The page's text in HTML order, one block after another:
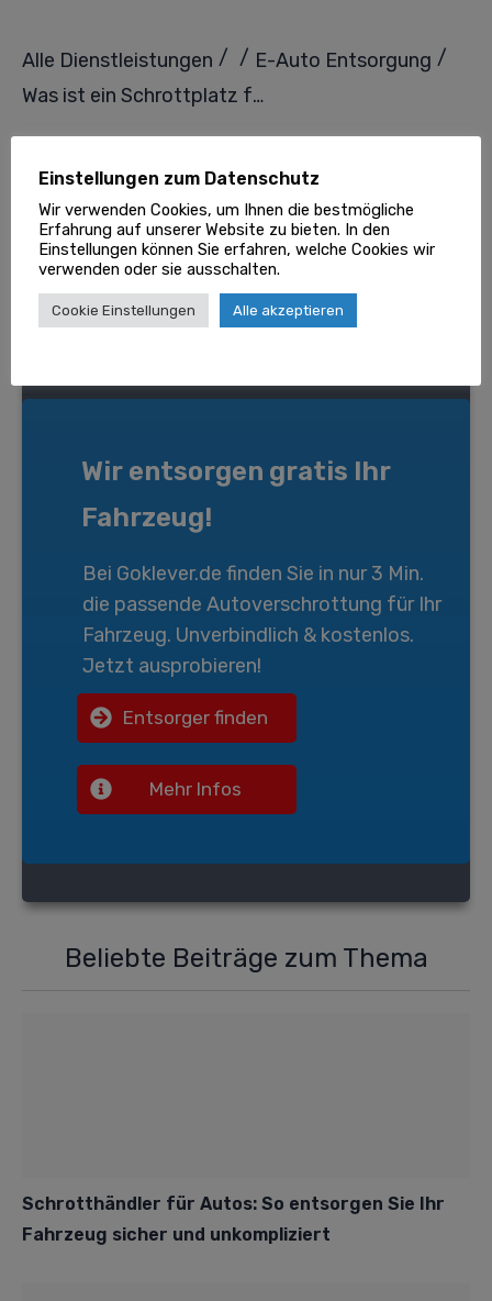
Alle Dienstleistungen / / E-Auto Entsorgung /
Was ist ein Schrottplatz für Autos?
Wir entsorgen gratis Ihr
Fahrzeug!
Bei Goklever.de finden Sie in nur 3 Min.
die passende Autoverschrottung für Ihr
Fahrzeug. Unverbindlich & kostenlos.
Jetzt ausprobieren!
Entsorger finden
Mehr Infos
Beliebte Beiträge zum Thema
Schrotthändler für Autos: So entsorgen Sie Ihr
Fahrzeug sicher und unkompliziert
Einstellungen zum Datenschutz
Wir verwenden Cookies, um Ihnen die bestmögliche
Erfahrung auf unserer Website zu bieten. In den
Einstellungen können Sie erfahren, welche Cookies wir
verwenden oder sie ausschalten.
Cookie Einstellungen Alle akzeptieren